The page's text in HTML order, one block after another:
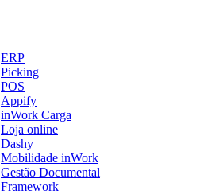
ERP
Picking
POS
Appify
inWork Carga
Loja online
Dashy
Mobilidade inWork
Gestão Documental
Framework